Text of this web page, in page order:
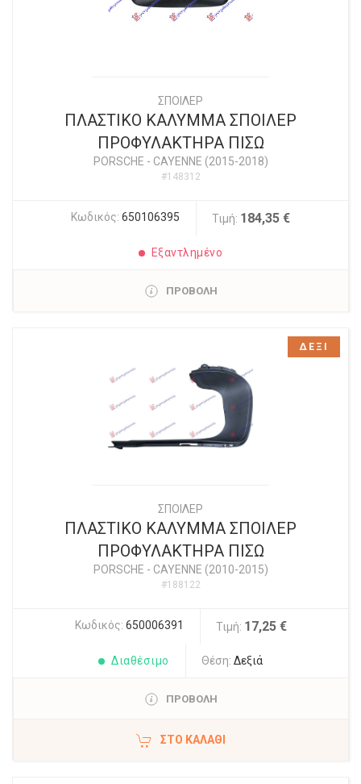
ΣΠΟΙΛΕΡ
ΠΛΑΣΤΙΚΟ ΚΑΛΥΜΜΑ ΣΠΟΙΛΕΡ
ΠΡΟΦΥΛΑΚΤΗΡΑ ΠΙΣΩ
PORSCHE - CAYENNE (2015-2018)
#148312
Κωδικός: 650106395 Τιμή: 184,35 €
Εξαντλημένο
ΠΡΟΒΟΛΗ
ΣΠΟΙΛΕΡ
ΠΛΑΣΤΙΚΟ ΚΑΛΥΜΜΑ ΣΠΟΙΛΕΡ
ΠΡΟΦΥΛΑΚΤΗΡΑ ΠΙΣΩ
PORSCHE - CAYENNE (2010-2015)
#188122
Κωδικός: 650006391 Τιμή: 17,25 €
Διαθέσιμο Θέση: Δεξιά
ΠΡΟΒΟΛΗ
ΣΤΟ ΚΑΛΆΘΙ
ΔΕΞΙ